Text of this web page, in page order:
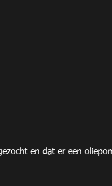
en dat er een